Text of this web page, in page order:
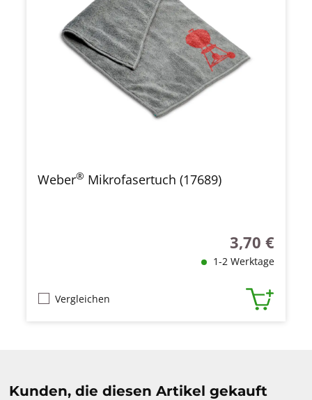
Weber® Mikrofasertuch (17689)
Regulärer
3,70 €
1-2 Werktage
Vergleichen
Kunden, die diesen Artikel gekauft